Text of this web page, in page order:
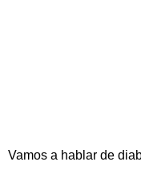
Vamos a hablar de